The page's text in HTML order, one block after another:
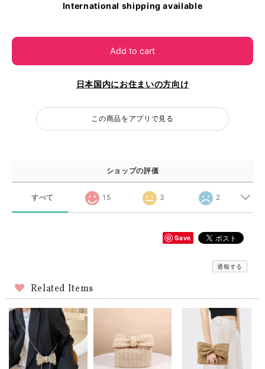
International shipping available
Add to cart
日本国内にお住まいの方向け
この商品をアプリで見る
ショップの評価
すべて 15 3 2
Save
通報する
Related Items